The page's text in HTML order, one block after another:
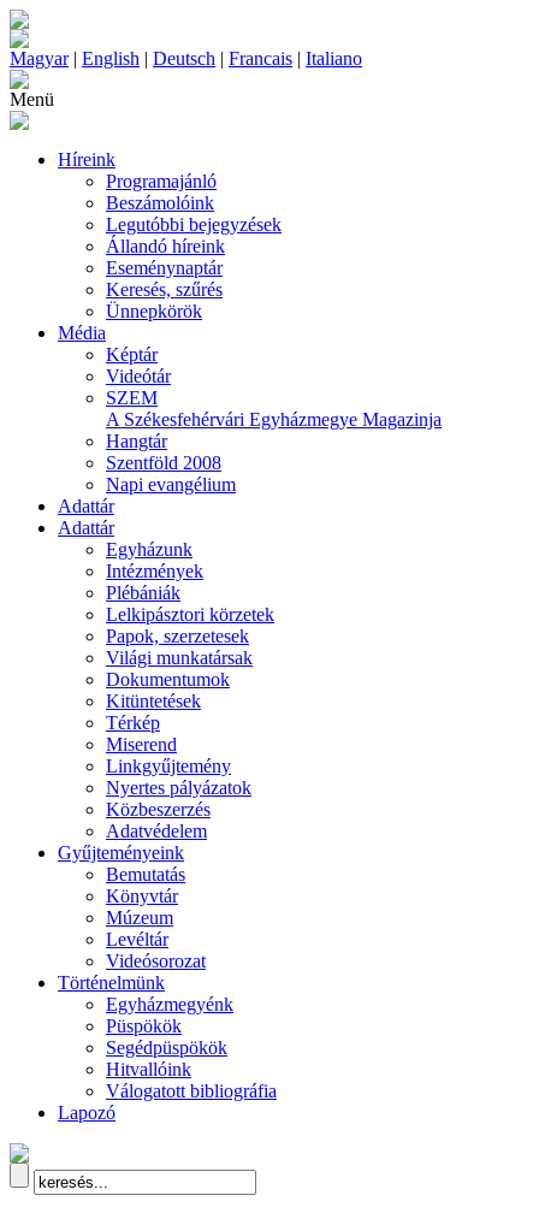
Magyar| English | Deutsch | Francais | Italiano
Menü
Híreink
Programajánló
Beszámolóink
Legutóbbi bejegyzések
Állandó híreink
Eseménynaptár
Keresés, szűrés
Ünnepkörök
Média
Képtár
Videótár
SZEM
A Székesfehérvári Egyházmegye Magazinja
Hangtár
Szentföld 2008
Napi evangélium
Adattár
Adattár
Egyházunk
Intézmények
Plébániák
Lelkipásztori körzetek
Papok, szerzetesek
Világi munkatársak
Dokumentumok
Kitüntetések
Térkép
Miserend
Linkgyűjtemény
Nyertes pályázatok
Közbeszerzés
Adatvédelem
Gyűjteményeink
Bemutatás
Könyvtár
Múzeum
Levéltár
Videósorozat
Történelmünk
Egyházmegyénk
Püspökök
Segédpüspökök
Hitvallóink
Válogatott bibliográfia
Lapozó